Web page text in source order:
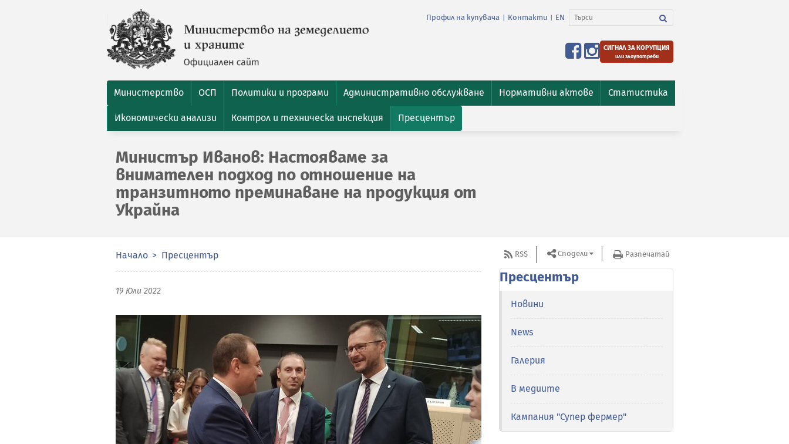
Профил на купувача Контакти EN
СИГНАЛ ЗА КОРУПЦИЯ
или злоупотреби
Министерство ОСП Политики и програми Административно обслужване Нормативни актове Статистика
Икономически анализи Контрол и техническа инспекция Пресцентър
Министър Иванов: Настояваме за
внимателен подход по отношение на
транзитното преминаване на продукция от
Украйна
Начало Пресцентър
19 Юли 2022
RSS Сподели Разпечатай
Пресцентър
Новини
News
Галерия
В медиите
Кампания "Супер фермер"